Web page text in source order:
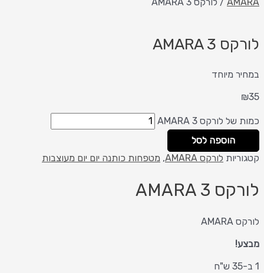
לורקס AMARA 3
במחיר מיוחד
₪35
כמות של לורקס AMARA 3
הוספה לסל
קטגוריות לורקס AMARA , מטפחות כותנה יום יום מעוצבות
לורקס AMARA 3
לורקס AMARA
מבצע!
1 ב-35 ש"ח